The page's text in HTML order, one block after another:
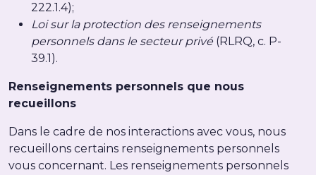
222.1.4);
Loi sur la protection des renseignements
personnels dans le secteur privé (RLRQ, c. P-
39.1).
Renseignements personnels que nous
recueillons
Dans le cadre de nos interactions avec vous, nous
recueillons certains renseignements personnels
vous concernant. Les renseignements personnels